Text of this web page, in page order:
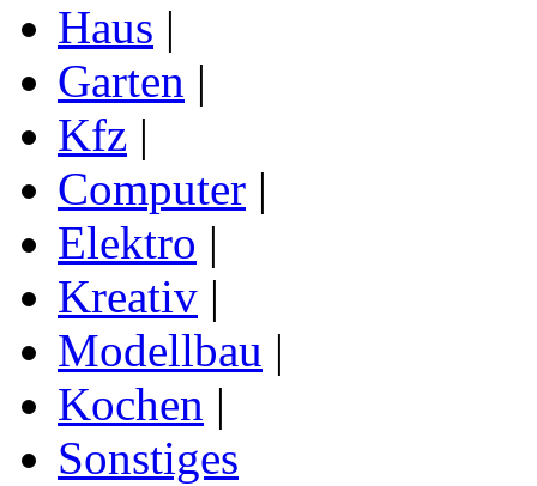
Haus |
Garten |
Kfz |
Computer |
Elektro |
Kreativ |
Modellbau |
Kochen |
Sonstiges